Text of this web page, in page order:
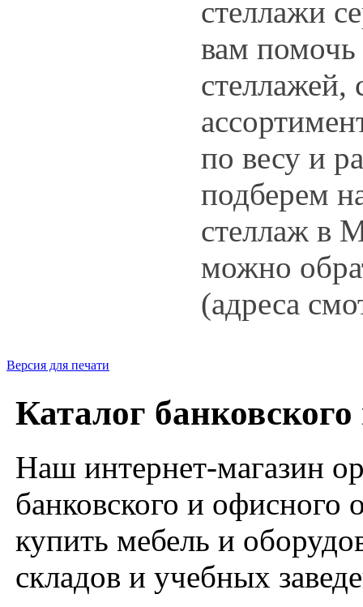
стеллажи
вам
стеллажей,
по весу и
подберем
стеллаж в
можно
(адреса
Версия для печати
Каталог
Наш интернет-магазин
банковского и
купить мебель и
складов и учебных